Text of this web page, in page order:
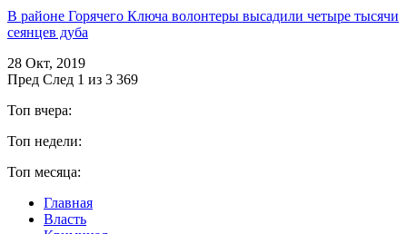
В районе Горячего Ключа волонтеры высадили четыре тысячи
сеянцев дуба
28 Окт, 2019
Пред След 1 из 3 369
Топ вчера:
Топ недели:
Топ месяца:
Главная
Власть